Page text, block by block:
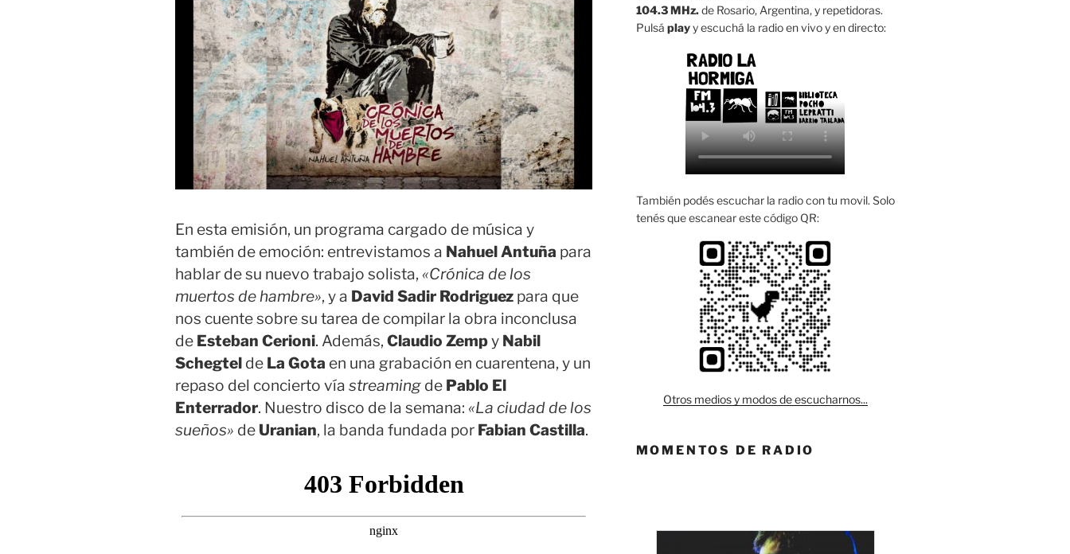
En esta emisión, un programa cargado de música y
también de emoción: entrevistamos a Nahuel Antuña para
hablar de su nuevo trabajo solista, «Crónica de los
muertos de hambre», y a David Sadir Rodriguez para que
nos cuente sobre su tarea de compilar la obra inconclusa
de Esteban Cerioni. Además, Claudio Zempy Nabil
Schegtel de La Gota en una grabación en cuarentena, y un
repaso del concierto vía streaming de Pablo El
Enterrador. Nuestro disco de la semana: «La ciudad de los
sueños» de Uranian, la banda fundada por Fabian Castilla.
104.3 MHz.de Rosario, Argentina, y repetidoras.
Pulsá playy escuchá la radio en vivo y en directo:
También podés escuchar la radio con tu movil. Solo
tenés que escanear este código QR:
Otros medios y modos de escucharnos...
MOMENTOS DE RADIO